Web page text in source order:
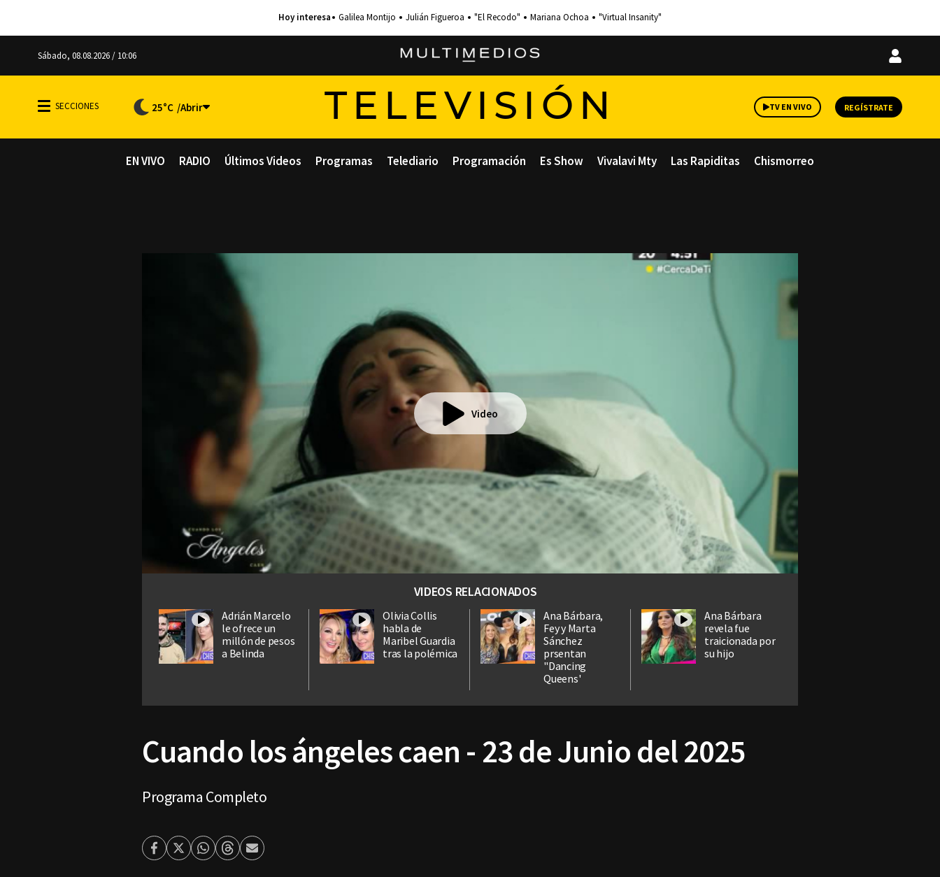
Galilea Montijo Julián Figueroa "El Recodo" Mariana Ochoa "Virtual Insanity"
Sábado, 08.08.2026 / 10:06
Iniciar
25°C TELEVISIÓN TV EN VIVO REGÍSTRATE
EN VIVO RADIO Últimos Videos Programas Telediario Programación Es Show Vivalavi Mty Las Rapiditas Chismorreo
Video
VIDEOS RELACIONADOS
Adrián Marcelo
le ofrece un
millón de pesos
a Belinda
Olivia Collis
habla de
Maribel Guardia
tras la polémica
Ana Bárbara,
Fey y Marta
Sánchez
prsentan
"Dancing
Queens'
Ana Bárbara
revela fue
traicionada por
su hijo
Cuando los ángeles caen - 23 de Junio del 2025
Programa Completo
Facebook
TwitterWhatsapp
ThreadsEnviar